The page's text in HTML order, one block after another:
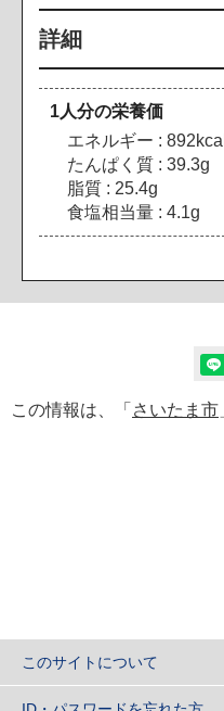
詳細
1人分の栄養価
エネルギー : 892kcal
たんぱく質 : 39.3g
脂質 : 25.4g
食塩相当量 : 4.1g
この情報は、「 さいたま市
このサイトについて